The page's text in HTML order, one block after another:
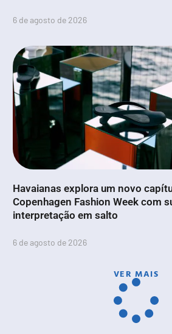
6 de agosto de 2026
Havaianas explora um novo
Copenhagen Fashion Week com
interpretação em salto
6 de agosto de 2026
VER MAIS